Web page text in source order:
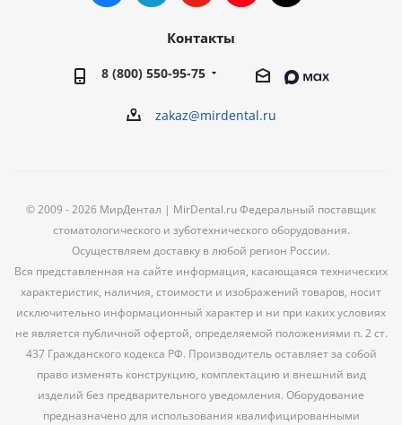
Контакты
8 (800) 550-95-75
zakaz@mirdental.ru
© 2009 - 2026 МирДентал | MirDental.ru Федеральный поставщик
стоматологического и зуботехнического оборудования.
Осуществляем доставку в любой регион России.
Вся представленная на сайте информация, касающаяся технических
характеристик, наличия, стоимости и изображений товаров, носит
исключительно информационный характер и ни при каких условиях
не является публичной офертой, определяемой положениями п. 2 ст.
437 Гражданского кодекса РФ. Производитель оставляет за собой
право изменять конструкцию, комплектацию и внешний вид
изделий без предварительного уведомления. Оборудование
предназначено для использования квалифицированными